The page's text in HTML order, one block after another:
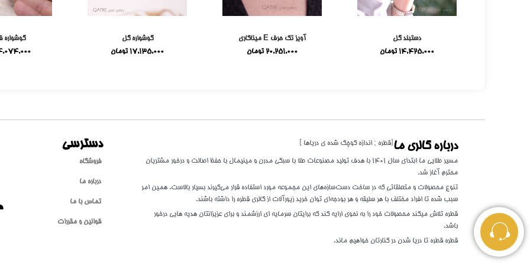
دستبند گل
14,425,000 تومان
آویز تک حرف E میناکاری
20,251,000 تومان
گوشواره گل
17,135,000 تومان
گوشواره
درباره گالری ما [قطره ; اندازه کوچک شده ی دریاها ]
مسیر طلایی ما ابتدای سال 1401 با هدف تولید مصنوعات طلا با سبکی مدرن و مینیمال با حفظ اصالت و درخور مشتریان
محترم آغاز شد.
تنوع محصولات و متعلقاتی که در ساخت دست‌سازه‌های این مجموعه مورد استفاده قرار می‌گیرند بسیار بالاست. همین امر
سبب شده تا افراد مختلف با هر سلیقه و هر بودجه‌ای توان خرید زیورآلات از گالری قطره را داشته باشند.
قطره تلاش میکند محصولات خود را به نحوی ارایه کند که برایتان سرمایه ای ارزشمند و برای عزیزانتان هدیه هایی درخور
باشد.
قطره قطره تا دریا شدن در کنارتان خواهیم ماند.
دسترسی
فروشگاه
درباره ما
تماس با ما
قوانین و مقررات